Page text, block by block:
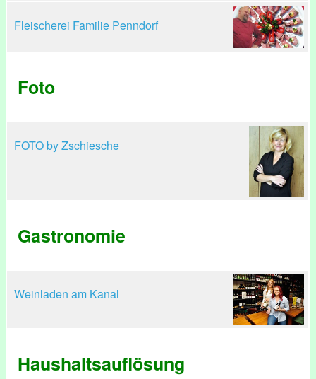
Fleischerei Familie Penndorf
Foto
FOTO by Zschiesche
Gastronomie
Weinladen am Kanal
Haushaltsauflösung